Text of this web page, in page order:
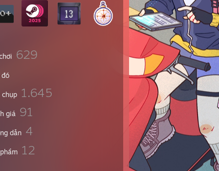
629
đồ
chụp 1.645
giá 91
dẫn 4
12